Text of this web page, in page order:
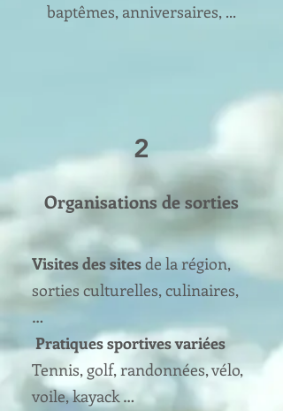
baptêmes, anniversaires, ...
2
Organisations de sorties
Visites des sitesde la région,
sorties culturelles, culinaires,
…
Pratiques sportives variées
Tennis, golf, randonnées, vélo,
voile, kayack …